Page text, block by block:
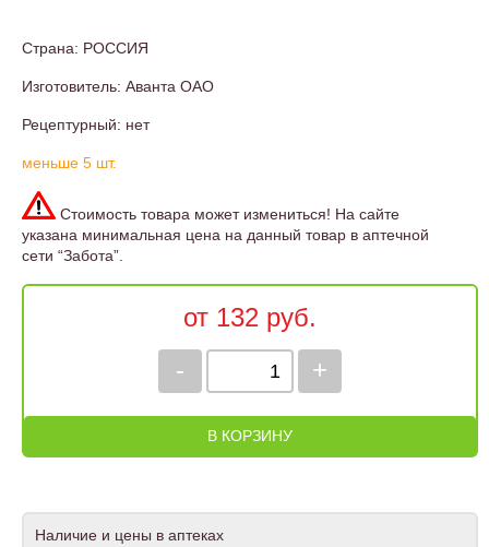
Страна: РОССИЯ
Изготовитель: Аванта ОАО
Рецептурный: нет
меньше 5 шт.
Стоимость товара может измениться! На сайте
указана минимальная цена на данный товар в аптечной
сети “Забота”.
от 132 руб.
+
-
В КОРЗИНУ
Наличие и цены в аптеках